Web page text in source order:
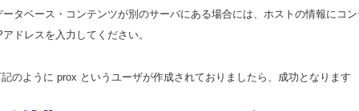
タベース・コンテンツが別のサーバにある場合には、ホストの情報にコ
ドレスを入力してください。
のように prox というユーザが作成されておりましたら、成功となります